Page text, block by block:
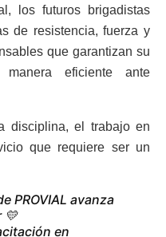
los futuros brigadistas
de resistencia, fuerza y
que garantizan su
eficiente ante
disciplina, el trabajo en
que requiere ser un
PROVIAL avanza
💛
en